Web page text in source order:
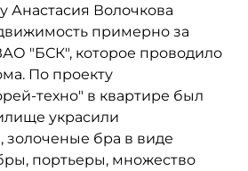
Анастасия Волочкова
примерно за
"БСК", которое проводило
По проекту
техно" в квартире был
украсили
бра в виде
портьеры, множество